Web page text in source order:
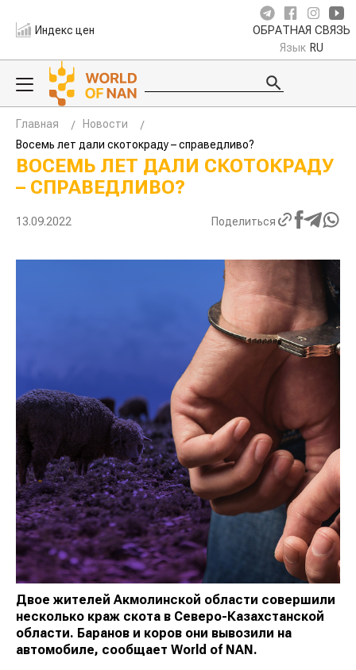
Индекс цен ОБРАТНАЯ СВЯЗЬ
Язык RU
Главная
Новости
Восемь лет дали скотокраду – справедливо?
ВОСЕМЬ ЛЕТ ДАЛИ СКОТОКРАДУ
– СПРАВЕДЛИВО?
13.09.2022 Поделиться
Двое жителей Акмолинской области совершили
несколько краж скота в Северо-Казахстанской
области. Баранов и коров они вывозили на
автомобиле, сообщает World of NAN.